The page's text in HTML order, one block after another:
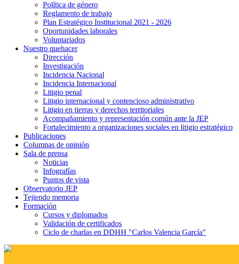
Política de género
Reglamento de trabajo
Plan Estratégico Institucional 2021 - 2026
Oportunidades laborales
Voluntariados
Nuestro quehacer
Dirección
Investigación
Incidencia Nacional
Incidencia Internacional
Litigio penal
Litigio internacional y contencioso administrativo
Litigio en tierras y derechos territoriales
Acompañamiento y representación común ante la JEP
Fortalecimiento a organizaciones sociales en litigio estratégico
Publicaciones
Columnas de opinión
Sala de prensa
Noticias
Infografías
Puntos de vista
Observatorio JEP
Tejiendo memoria
Formación
Cursos y diplomados
Validación de certificados
Ciclo de charlas en DDHH "Carlos Valencia García"